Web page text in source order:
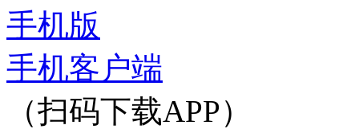
手机版
手机客户端
（扫码下载APP）